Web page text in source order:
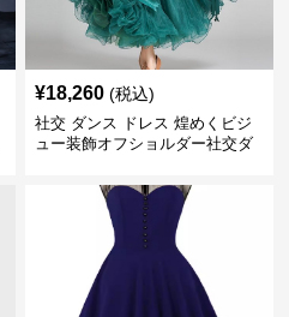
¥18,260 (税込)
社交 ダンス ドレス 煌めくビジ
ュー装飾オフショルダー社交ダ